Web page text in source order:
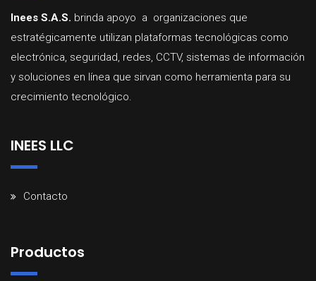
Inees S.A.S. brinda apoyo a organizaciones que
estratégicamente utilizan plataformas tecnológicas como
electrónica, seguridad, redes, CCTV, sistemas de información
y soluciones en línea que sirvan como herramienta para su
crecimiento tecnológico.
INEES LLC
Contacto
Productos